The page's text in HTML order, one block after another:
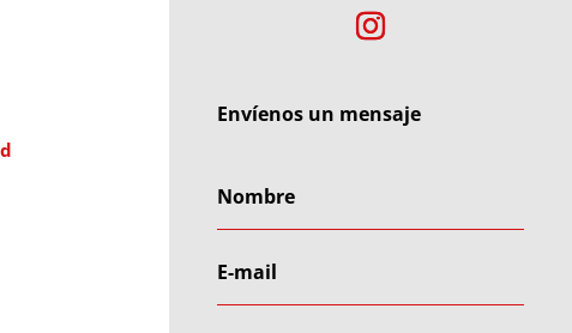
Envíenos un mensaje